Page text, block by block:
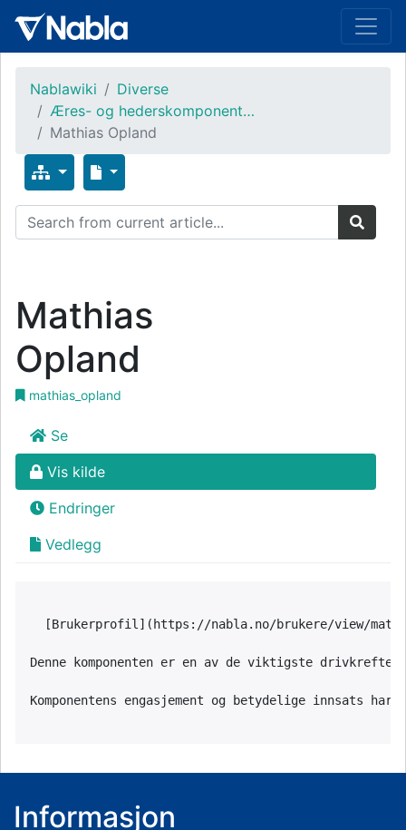
Nablawiki
Diverse
Æres- og hederskomponent…
Mathias Opland
Mathias
Opland
mathias_opland
Se
Vis kilde
Endringer
Vedlegg
[Brukerprofil](https://nabla.no/brukere/view/
Denne komponenten er en av de viktigste
Informasjon